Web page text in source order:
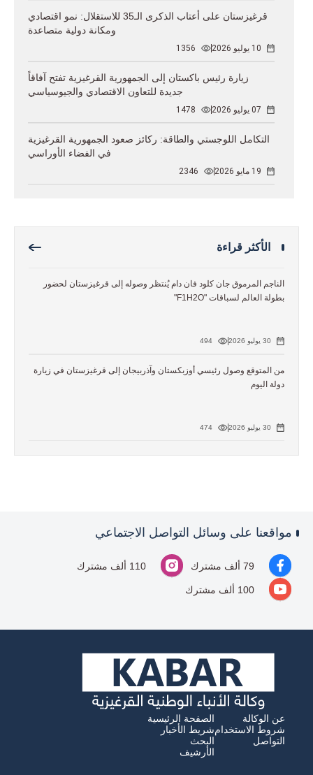
قرغيزستان على أعتاب الذكرى الـ35 للاستقلال: نمو اقتصادي
ومكانة دولية متصاعدة
10 يوليو 2026 1356
زيارة رئيس باكستان إلى الجمهورية القرغيزية تفتح آفاقاً
جديدة للتعاون الاقتصادي والجيوسياسي
07 يوليو 2026 1478
التكامل اللوجستي والطاقة: ركائز صعود الجمهورية القرغيزية
في الفضاء الأوراسي
19 مايو 2026 2346
الأكثر قراءة
الناجم المرموق جان كلود فان دام يُنتظر وصوله إلى قرغيزستان لحضور
بطولة العالم لسباقات "F1H2O"
30 يوليو 2026 494
من المتوقع وصول رئيسي أوزبكستان وآذربيجان إلى قرغيزستان في زيارة
دولة اليوم
30 يوليو 2026 474
مواقعنا على وسائل التواصل الاجتماعي
79 ألف مشترك 110 ألف مشترك
100 ألف مشترك
عن الوكالة
شروط الاستخدام
التواصل
الصفحة الرئيسية
شريط الأخبار
البحث
الأرشيف